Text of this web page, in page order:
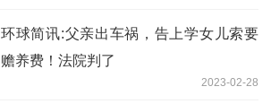
环球简讯:父亲出车祸，告上学女儿索要
赡养费！法院判了
2023-02-28